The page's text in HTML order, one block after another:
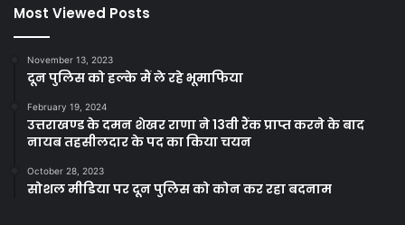
Most Viewed Posts
November 13, 2023
दून पुलिस को हल्के मैं ले रहे भूमाफिया
February 19, 2024
उत्तराखण्ड के दमन शेखर राणा ने 13वी रैंक प्राप्त करने के बाद
नायब तहसीलदार के पद का किया चयन
October 28, 2023
सोशल मीडिया पर दून पुलिस को कोन कर रहा बदनाम